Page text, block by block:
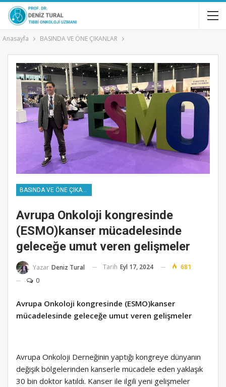
Anasayfa BASINDA VE ÖNE ÇIKANLAR
BASINDA VE ÖNE ÇIKANLAR
Avrupa Onkoloji kongresinde
(ESMO)kanser mücadelesinde
geleceğe umut veren gelişmeler
Yazar Deniz Tural Tarih Eyl 17, 2024
681
0
Avrupa Onkoloji kongresinde (ESMO)kanser
mücadelesinde geleceğe umut veren gelişmeler
Avrupa Onkoloji Derneğinin yaptığı kongreye dünyanın
değişik bölgelerinden kanserle mücadele eden yaklaşık
30 bin doktor katıldı. Kanser ile ilgili yeni gelişmeler